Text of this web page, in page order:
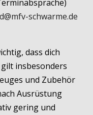
schwarme.de
dass dich
insbesonders
und Zubehör
Ausrüstung
gering und